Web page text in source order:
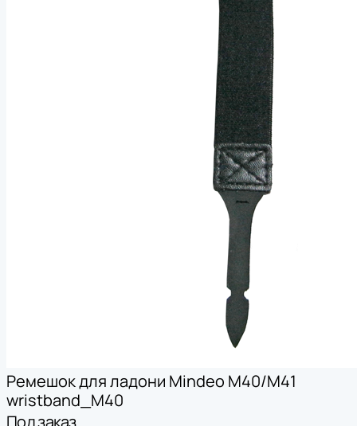
Ремешок для ладони Mindeo M40/M41
wristband_M40
Под заказ